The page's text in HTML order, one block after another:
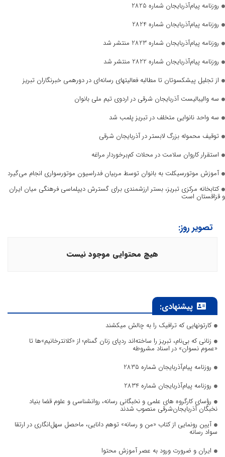
روزنامه پیام‌آذربایجان شماره 2825
روزنامه پیام‌آذربایجان شماره 2824
روزنامه پیام‌آذربایجان شماره 2823 منتشر شد
روزنامه پیام‌آذربایجان شماره 2822 منتشر شد
از تجلیل پیشکسوتان تا مطالبه فعالیتهای رسانه‌ای در دورهمی خبرنگاران تبریز
سه والیبالیست آذربایجان‌ شرقی در اردوی تیم ملی بانوان
سه واحد نانوایی متخلف در تبریز پلمب شد
توقیف محموله بزرگ لابستر در آذربایجان شرقی
استقرار کاروان سلامت در محلات کم‌برخوردار مراغه
آموزش موتورسیکلت به بانوان توسط مربیان فدراسیون موتورسواری انجام می‌گیرد
کتابخانه مرکزی تبریز، بستر ارزشمندی برای گسترش دیپلماسی فرهنگی میان ایران
و قزاقستان است
تصویر روز:
هیچ محتوایی موجود نیست
پیشنهادی:
کارتونهایی که ترافیک را به چالش میکشند
زنانی که بی‌نام، تبریز را ساخته‌اند ردپای زنان گمنام؛ از «کلانترخانیم»ها تا
«عموم نسوان» در اسناد مشروطه
روزنامه پیام‌آذربایجان شماره 2835
روزنامه پیام‌آذربایجان شماره 2834
رؤسای کارگروه های علمی و نخبگانی رسانه، روانشناسی و علوم قضا بنیاد
نخبگان آذربایجان‌شرقی منصوب شدند
آیین رونمایی از کتاب «من و رسانه» توهم دانایی، ماحصل سهل‌انگاری در ارتقا
سواد رسانه
ایران و ضرورت ورود به عصر آموزش محتوا